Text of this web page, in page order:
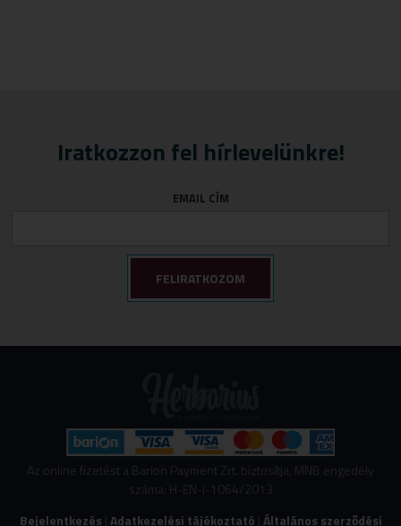
Iratkozzon fel hírlevelünkre!
EMAIL CÍM
Az online fizetést a Barion Payment Zrt. biztosítja, MNB engedély
száma: H-EN-I-1064/2013
Bejelentkezés |Adatkezelési tájékoztató |Általános szerződési